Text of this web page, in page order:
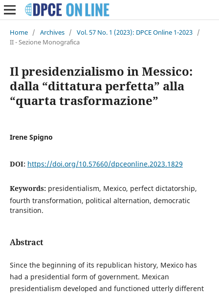
Home / Archives / Vol. 57 No. 1 (2023): DPCE Online 1-2023 /
II - Sezione Monografica
Il presidenzialismo in Messico:
dalla “dittatura perfetta” alla
“quarta trasformazione”
Irene Spigno
DOI: https://doi.org/10.57660/dpceonline.2023.1829
Keywords: presidentialism, Mexico, perfect dictatorship,
fourth transformation, political alternation, democratic
transition.
Abstract
Since the beginning of its republican history, Mexico has
had a presidential form of government. Mexican
presidentialism developed and functioned utterly different